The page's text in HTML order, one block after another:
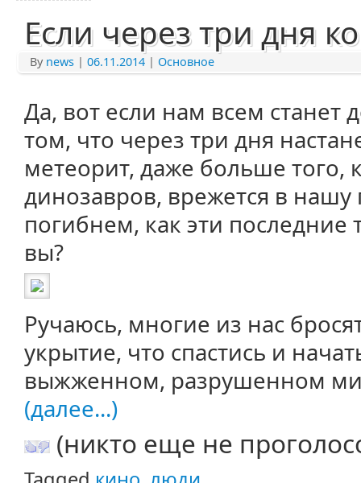
Если через три дня
By news | 06.11.2014 | Основное
Да, вот если нам всем станет
том, что через три дня
метеорит, даже больше того,
динозавров, врежется в нашу
погибнем, как эти последние
вы?
Ручаюсь, многие из нас
укрытие, что спастись и
выжженном, разрушенном
(далее...)
(никто еще не